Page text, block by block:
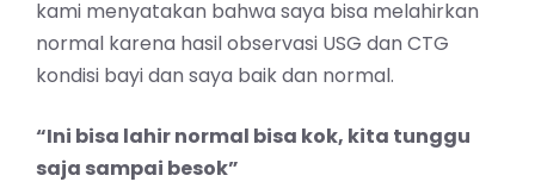
kami menyatakan bahwa saya bisa melahirkan
normal karena hasil observasi USG dan CTG
kondisi bayi dan saya baik dan normal.
“Ini bisa lahir normal bisa kok, kita tunggu
saja sampai besok”